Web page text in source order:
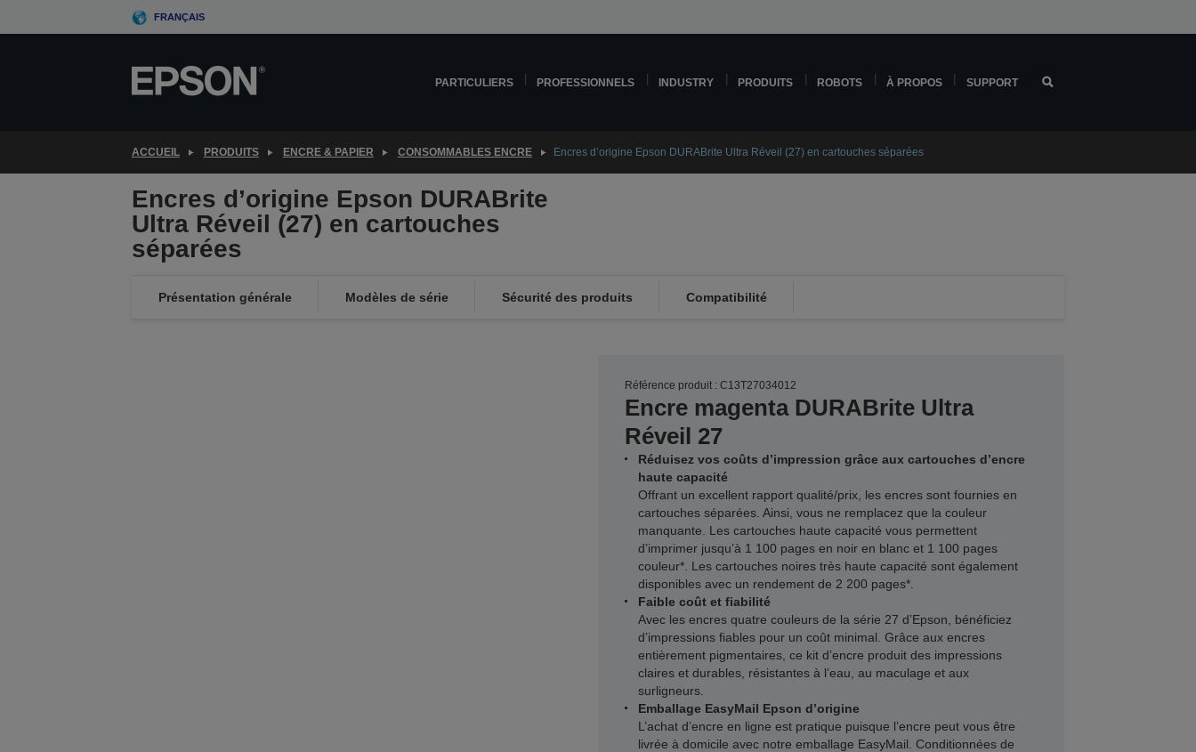
to
FRANÇAIS
PARTICULIERS PROFESSIONNELS INDUSTRY PRODUITS ROBOTS À PROPOS SUPPORT
ACCUEIL PRODUITS ENCRE & PAPIER CONSOMMABLES ENCRE Encres d’origine Epson DURABrite Ultra Réveil (27) en cartouches séparées
Encres d’origine Epson DURABrite
Ultra Réveil (27) en cartouches
séparées
Présentation générale Modèles de série Sécurité des produits Compatibilité
Référence produit : C13T27034012
Encre magenta DURABrite Ultra
Réveil 27
Réduisez vos coûts d’impression grâce aux cartouches d’encre
haute capacité
Offrant un excellent rapport qualité/prix, les encres sont fournies en
cartouches séparées. Ainsi, vous ne remplacez que la couleur
manquante. Les cartouches haute capacité vous permettent
d’imprimer jusqu’à 1 100 pages en noir en blanc et 1 100 pages
couleur*. Les cartouches noires très haute capacité sont également
disponibles avec un rendement de 2 200 pages*.
Faible coût et fiabilité
Avec les encres quatre couleurs de la série 27 d’Epson, bénéficiez
d’impressions fiables pour un coût minimal. Grâce aux encres
entièrement pigmentaires, ce kit d’encre produit des impressions
claires et durables, résistantes à l’eau, au maculage et aux
surligneurs.
Emballage EasyMail Epson d’origine
L’achat d’encre en ligne est pratique puisque l’encre peut vous être
livrée à domicile avec notre emballage EasyMail. Conditionnées de